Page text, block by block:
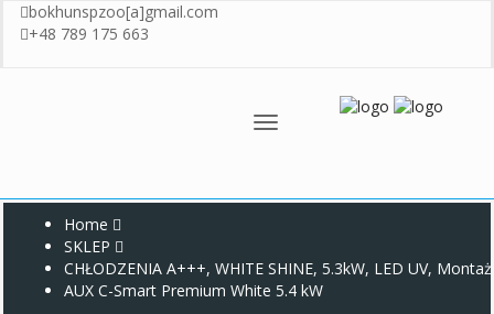
bokhunspzoo[a]gmail.com
+48 789 175 663
Menu
Home
SKLEP
CHŁODZENIA A+++, WHITE SHINE, 5.3kW, LED UV,
AUX C-Smart Premium White 5.4 kW